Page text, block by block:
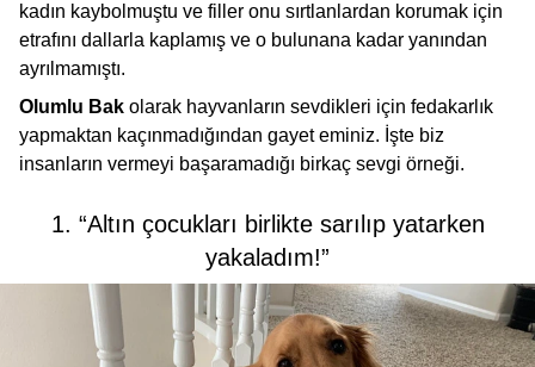
kadın kaybolmuştu ve filler onu sırtlanlardan korumak için
etrafını dallarla kaplamış ve o bulunana kadar yanından
ayrılmamıştı.
Olumlu Bak olarak hayvanların sevdikleri için fedakarlık
yapmaktan kaçınmadığından gayet eminiz. İşte biz
insanların vermeyi başaramadığı birkaç sevgi örneği.
1. “Altın çocukları birlikte sarılıp yatarken
yakaladım!”